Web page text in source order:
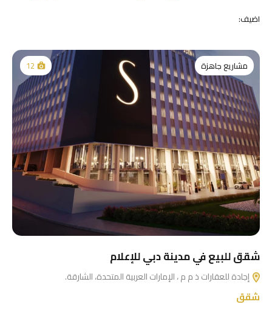
اضيف:
مشاريع جاهزة 12
شقق للبيع في مدينة دبي للإعلام
إجادة للعقارات ذ م م ، الإمارات العربية المتحدة، الشارقة.
شقق